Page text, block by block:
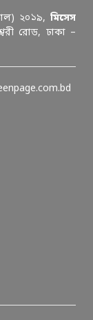
২০১৯, মিসেস
রোড, ঢাকা –